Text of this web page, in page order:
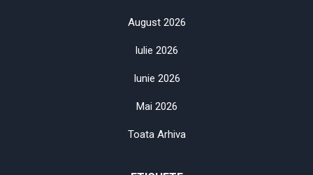
August 2026
Iulie 2026
Iunie 2026
Mai 2026
Toata Arhiva